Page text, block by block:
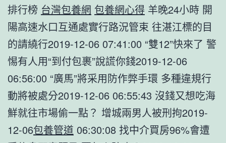
排行榜 台灣包養網 包養網心得 羊晚24小時 開
陽高速水口互通處實行路況管束 往湛江標的目
的請繞行2019-12-06 07:41:00 “雙12”快來了 警
惕有人用“到付包裹”說謊你錢2019-12-06
06:56:00 “廣馬”將采用防作弊手環 多種違規行
動將被處分2019-12-06 06:55:43 沒錢又想吃海
鮮就往市場偷一點？ 增城兩男人被刑拘2019-
12-06包養管道 06:30:08 找中介買房96%會遭